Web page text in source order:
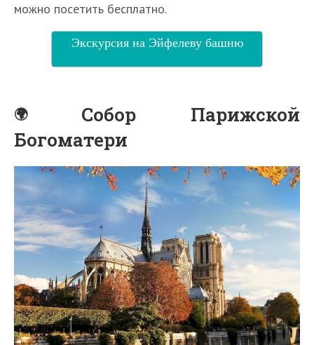
можно посетить бесплатно.
Экскурсия на Эйфелеву башню
Собор Парижской
Богоматери